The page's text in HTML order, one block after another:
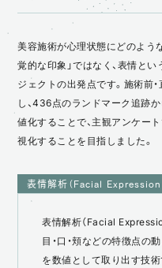
研究の問い / 技術の機能
背景・課題
アプローチ
得られた知見・成果
位置付け・展望
美容施術が心理状態にどのよう
覚的な印象」ではなく、表情と
ジェクトの出発点です。施術前
し、436点のランドマーク追跡
値化することで、主観アンケー
視化することを目指しました。
表情解析（Facial Expression
表情解析（Facial
目・口・頬などの特徴点の
を数値として取り出す技